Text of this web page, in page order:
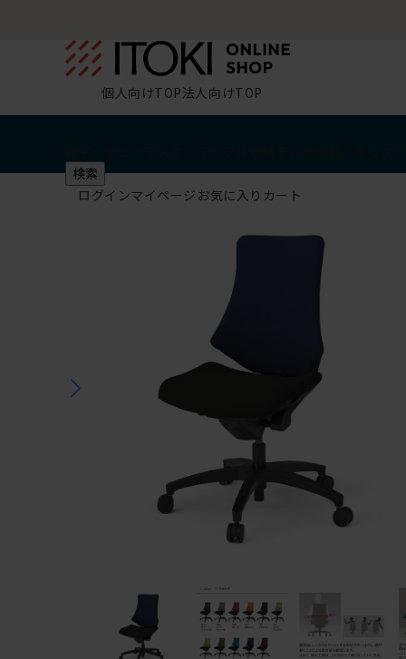
個人向けTOP法人向けTOP
検索
ログインマイページ お気に入り カート